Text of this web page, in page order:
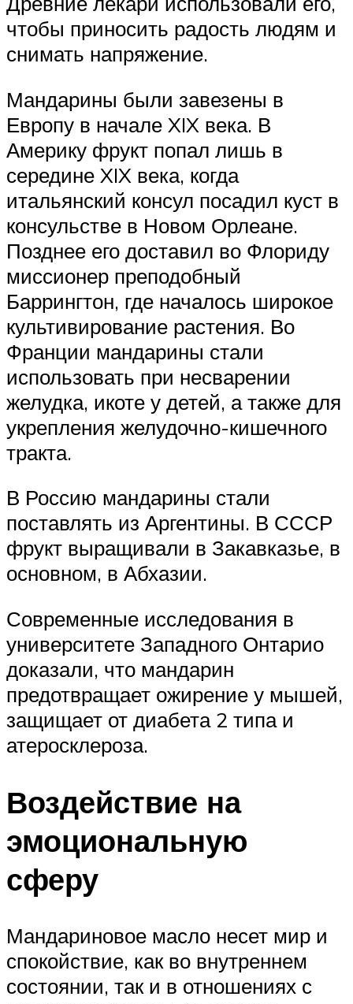
чтобы приносить радость людям и
снимать напряжение.
Мандарины были завезены в
Европу в начале XIX века. В
Америку фрукт попал лишь в
середине XIX века, когда
итальянский консул посадил куст в
консульстве в Новом Орлеане.
Позднее его доставил во Флориду
миссионер преподобный
Баррингтон, где началось широкое
культивирование растения. Во
Франции мандарины стали
использовать при несварении
желудка, икоте у детей, а также для
укрепления желудочно-кишечного
тракта.
В Россию мандарины стали
поставлять из Аргентины. В СССР
фрукт выращивали в Закавказье, в
основном, в Абхазии.
Современные исследования в
университете Западного Онтарио
доказали, что мандарин
предотвращает ожирение у мышей,
защищает от диабета 2 типа и
атеросклероза.
Воздействие на
эмоциональную
сферу
Мандариновое масло несет мир и
спокойствие, как во внутреннем
состоянии, так и в отношениях с